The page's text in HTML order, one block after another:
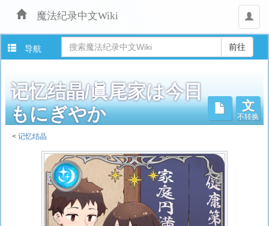
魔法纪录中文Wiki
用
户
导航
记忆结晶/眞尾家は今日
もにぎやか
文
不转换
<记忆结晶